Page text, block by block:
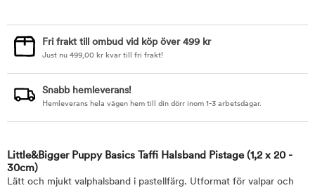
Fri frakt till ombud vid köp över 499 kr
Just nu 499,00 kr kvar till fri frakt!
Snabb hemleverans!
Hemleverans hela vägen hem till din dörr inom 1-3 arbetsdagar.
Little&Bigger Puppy Basics Taffi Halsband Pistage (1,2 x 20 -
30cm)
Lätt och mjukt valphalsband i pastellfärg. Utformat för valpar och